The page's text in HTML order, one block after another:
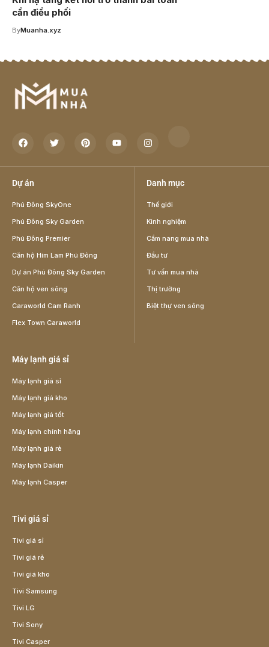
cần điều phối
ByMuanha.xyz
Dự án
Phú Đông SkyOne
Phú Đông Sky Garden
Phú Đông Premier
Căn hộ Him Lam Phú Đông
Dự án Phú Đông Sky Garden
Căn hộ ven sông
Caraworld Cam Ranh
Flex Town Caraworld
Danh mục
Thế giới
Kinh nghiệm
Cẩm nang mua nhà
Đầu tư
Tư vấn mua nhà
Thị trường
Biệt thự ven sông
Máy lạnh giá sỉ
Máy lạnh giá sỉ
Máy lạnh giá kho
Máy lạnh giá tốt
Máy lạnh chính hãng
Máy lạnh giá rẻ
Máy lạnh Daikin
Máy lạnh Casper
Tivi giá sỉ
Tivi giá sỉ
Tivi giá rẻ
Tivi giá kho
Tivi Samsung
Tivi LG
Tivi Sony
Tivi Casper